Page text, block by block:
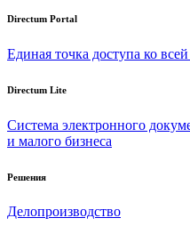
Directum Portal
Единая точка доступа ко
Directum Lite
Система электронного
и малого бизнеса
Решения
Делопроизводство